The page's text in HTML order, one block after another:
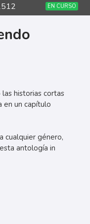
EN CURSO
historias cortas
en un capítulo
cualquier género,
antología in